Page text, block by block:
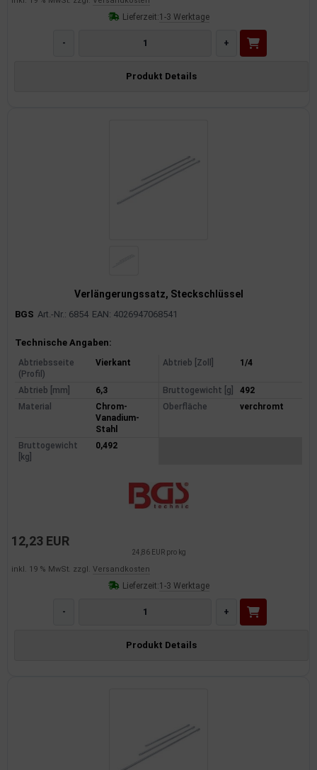
Lieferzeit:1-3 Werktage
- +
Produkt Details
Verlängerungssatz, Steckschlüssel
BGS Art.-Nr.: 6854 EAN: 4026947068541
Produktinformationen
Technische Angaben:
Abtriebsseite
(Profil)
Vierkant Abtrieb [Zoll] 1/4
Abtrieb [mm] 6,3 Bruttogewicht [g]
492
Material
Chrom-
Vanadium-
Stahl
Oberfläche verchromt
Bruttogewicht
[kg]
0,492
12,23 EUR
24,86 EUR pro kg
inkl. 19 % MwSt. zzgl. Versandkosten
Lieferzeit:1-3 Werktage
- +
Produkt Details